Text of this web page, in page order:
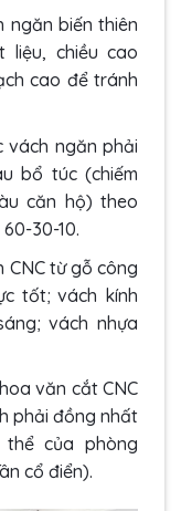
ngăn biến thiên
liệu, chiều cao
cao để tránh
vách ngăn phải
bổ túc (chiếm
căn hộ) theo
30-10.
CNC từ gỗ công
tốt; vách kính
vách nhựa
văn cắt CNC
phải đồng nhất
của phòng
cổ điển).